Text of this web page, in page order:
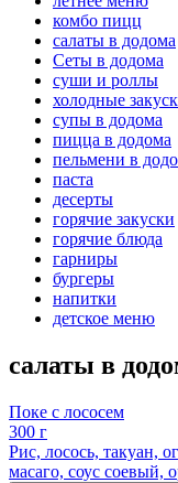
комбо пицц
салаты в додома
Сеты в додома
суши и роллы
холодные
супы в додома
пицца в додома
пельмени в
паста
десерты
горячие закуски
горячие блюда
гарниры
бургеры
напитки
детское меню
салаты в
Поке с лососем
300 г
Рис, лосось, такуан,
масаго, соус соевый,